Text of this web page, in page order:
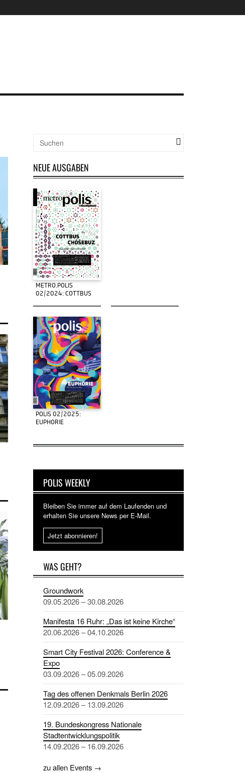
NEUE AUSGABEN
METRO.POLIS
02/2024: COTTBUS
POLIS 02/2025:
EUPHORIE
POLIS WEEKLY
Bleiben Sie immer auf dem Laufenden und
erhalten Sie unsere News per E-Mail.
Jetzt abonnieren!
WAS GEHT?
Groundwork
09.05.2026 – 30.08.2026
Manifesta 16 Ruhr: „Das ist keine Kirche“
20.06.2026 – 04.10.2026
Smart City Festival 2026: Conference &
Expo
03.09.2026 – 05.09.2026
Tag des offenen Denkmals Berlin 2026
12.09.2026 – 13.09.2026
19. Bundeskongress Nationale
Stadtentwicklungspolitik
14.09.2026 – 16.09.2026
zu allen Events →